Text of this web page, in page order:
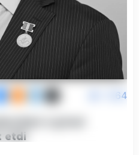
1264
oʻgʻloni
etdi